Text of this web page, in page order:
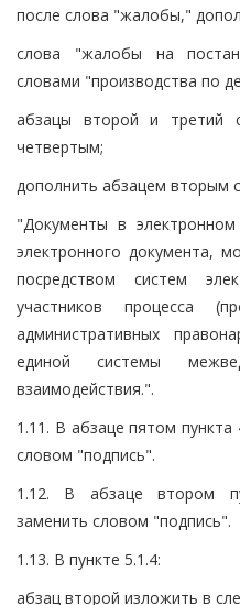
после слова "жалобы,"
слова "жалобы на
словами "производства по
абзацы второй и третий
четвертым;
дополнить абзацем вторым
"Документы в
электронного документа,
посредством систем
участников процесса
административных
единой системы
взаимодействия.".
1.11. В абзаце пятом
словом "подпись".
1.12. В абзаце втором
заменить словом "подпись".
1.13. В пункте 5.1.4:
абзац второй изложить в